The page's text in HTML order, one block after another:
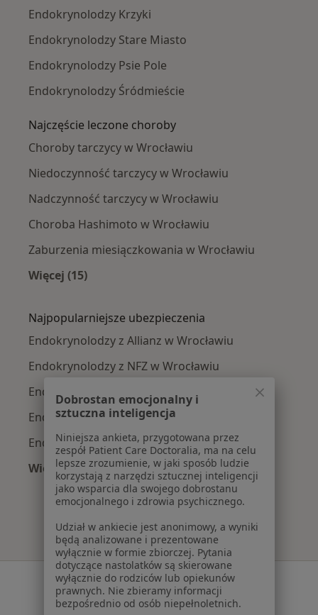
Endokrynolodzy Krzyki
Endokrynolodzy Stare Miasto
Endokrynolodzy Psie Pole
Endokrynolodzy Śródmieście
Najczęście leczone choroby
Choroby tarczycy w Wrocławiu
Niedoczynność tarczycy w Wrocławiu
Nadczynność tarczycy w Wrocławiu
Choroba Hashimoto w Wrocławiu
Zaburzenia miesiączkowania w Wrocławiu
Więcej (15)
Najpopularniejsze ubezpieczenia
Endokrynolodzy z Allianz w Wrocławiu
Endokrynolodzy z NFZ w Wrocławiu
Endokrynolodzy z Medicover w Wrocławiu
Endokrynolodzy z POLMED w Wrocławiu
Endokrynolodzy z LUX MED w Wrocławiu
Więcej (1)
Więcej w kategorii: Najpopularniejsze
Serwis
Regulamin
Dobrostan emocjonalny i
sztuczna inteligencja
Niniejsza ankieta, przygotowana przez
zespół Patient Care Doctoralia, ma na celu
lepsze zrozumienie, w jaki sposób ludzie
korzystają z narzędzi sztucznej inteligencji
jako wsparcia dla swojego dobrostanu
emocjonalnego i zdrowia psychicznego.
Udział w ankiecie jest anonimowy, a wyniki
będą analizowane i prezentowane
wyłącznie w formie zbiorczej. Pytania
dotyczące nastolatków są skierowane
wyłącznie do rodziców lub opiekunów
prawnych. Nie zbieramy informacji
bezpośrednio od osób niepełnoletnich.